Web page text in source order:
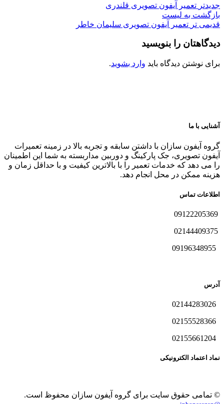
جدیدتر تعمیر آیفون تصویری قلندری
بازگشت به لیست
قدیمی تر تعمیر آیفون تصویری سلیمان خاطر
دیدگاهتان را بنویسید
برای نوشتن دیدگاه باید وارد بشوید.
آشنایی با ما
گروه آیفون سازان با داشتن سابقه و تجربه بالا در زمینه تعمیرات
آیفون تصویری، جک پارکینگ و دوربین مداربسته به شما این اطمینان
را می دهد که خدمات تعمیر را با بالاترین کیفیت و با حداقل زمان و
هزینه ممکن در محل انجام دهد.
اطلاعات تماس
آدرس
نماد اعتماد الکترونیکی
© تمامی حقوق سایت برای گروه آیفون سازان محفوظ است.